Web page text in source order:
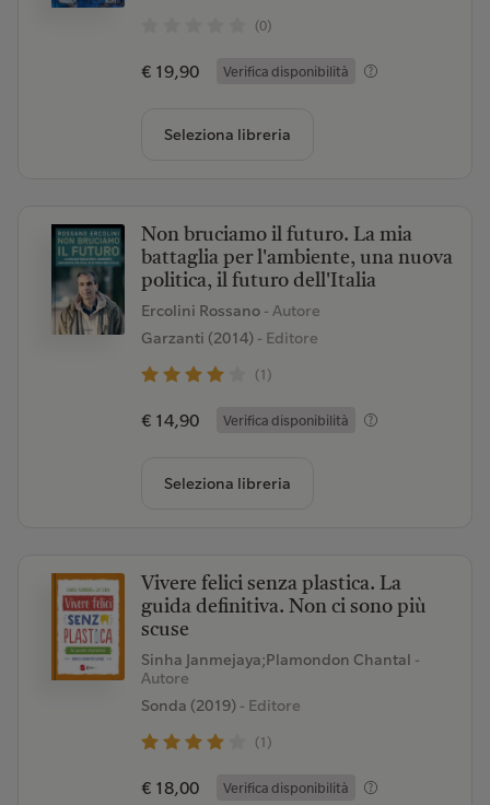
(0)
€ 19,90 Verifica disponibilità
Seleziona libreria
Non bruciamo il futuro. La mia
battaglia per l'ambiente, una nuova
politica, il futuro dell'Italia
Ercolini Rossano - Autore
Garzanti (2014)- Editore
(1)
€ 14,90 Verifica disponibilità
Seleziona libreria
Vivere felici senza plastica. La
guida definitiva. Non ci sono più
scuse
Sinha Janmejaya;Plamondon Chantal -
Autore
Sonda (2019)- Editore
(1)
€ 18,00 Verifica disponibilità